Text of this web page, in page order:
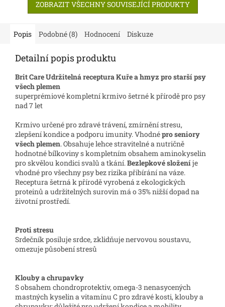
obohacena o...
ZOBRAZIT VŠECHNY SOUVISEJÍCÍ PRODUKTY
Popis Podobné (8) Hodnocení Diskuze
Detailní popis produktu
Brit Care Udržitelná receptura Kuře a hmyz pro starší psy
všech plemen
superprémiové kompletní krmivo šetrné k přírodě pro psy
nad 7 let
Krmivo určené pro zdravé trávení, zmírnění stresu,
zlepšení kondice a podporu imunity. Vhodnépro seniory
všech plemen. Obsahuje lehce stravitelné a nutričně
hodnotné bílkoviny s kompletním obsahem aminokyselin
pro skvělou kondici svalů a tkání.Bezlepkové složeníje
vhodné pro všechny psy bez rizika přibírání na váze.
Receptura šetrná k přírodě vyrobená z ekologických
proteinů a udržitelných surovin má o 35% nižší dopad na
životní prostředí.
Proti stresu
Srdečník posiluje srdce, zklidňuje nervovou soustavu,
omezuje působení stresů
Klouby a chrupavky
S obsahem chondroprotektiv, omega-3 nenasycených
mastných kyselin a vitamínu C pro zdravé kosti, klouby a